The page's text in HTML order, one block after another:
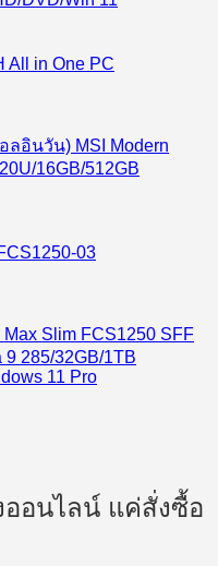
ลอินวัน) MSI Modern
16GB/512GB
Slim FCS1250 SFF
285/32GB/1TB
11 Pro
อนไลน์ แค่สั่งซื้อ